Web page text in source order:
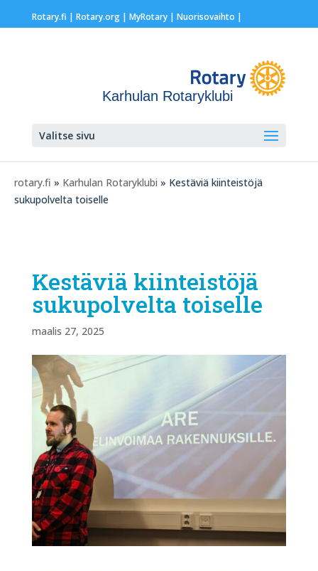
Rotary.fi | Rotary.org| MyRotary | Nuorisovaihto |
Karhulan Rotaryklubi
Valitse sivu
rotary.fi » Karhulan Rotaryklubi » Kestäviä kiinteistöjä
sukupolvelta toiselle
Kestäviä kiinteistöjä
sukupolvelta toiselle
maalis 27, 2025